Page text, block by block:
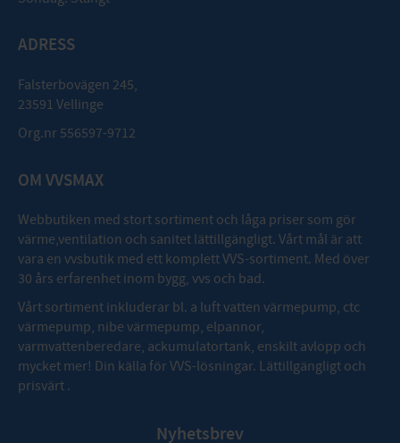
ADRESS
Falsterbovägen 245,
23591 Vellinge
Org.nr 556597-9712
OM VVSMAX
Webbutiken med stort sortiment och låga priser som gör
värme,ventilation och sanitet lättillgängligt. Vårt mål är att
vara en vvsbutik med ett komplett VVS-sortiment. Med över
30 års erfarenhet inom bygg, vvs och bad.
Vårt sortiment inkluderar bl. a luft vatten värmepump, ctc
värmepump, nibe värmepump, elpannor,
varmvattenberedare, ackumulatortank, enskilt avlopp och
mycket mer! Din källa för VVS-lösningar. Lättillgängligt och
prisvärt .
Nyhetsbrev